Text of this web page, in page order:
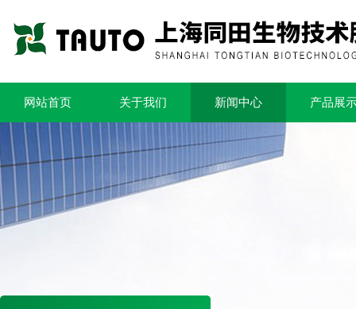
网站首页 关于我们 新闻中心 产品展